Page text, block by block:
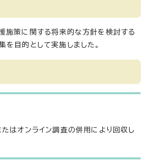
施策に関する将来的な方針を検討する
を目的として実施しました。
はオンライン調査の併用により回収し